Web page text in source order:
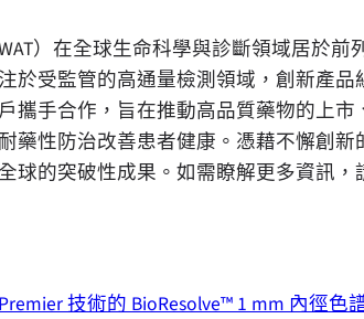
）在全球生命科學與診斷領域居於前
於受監管的高通量檢測領域，創新產
攜手合作，旨在推動高品質藥物的上
藥性防治改善患者健康。憑藉不懈創新
球的突破性成果。如需瞭解更多資訊，
技術的 BioResolve™ 1 mm 內徑